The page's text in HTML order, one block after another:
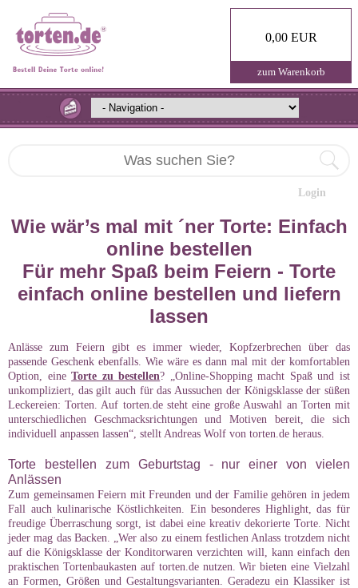
0,00 EUR
zum Warenkorb
Login
Wie wär’s mal mit ´ner Torte: Einfach
online bestellen
Für mehr Spaß beim Feiern - Torte
einfach online bestellen und liefern
lassen
Anlässe zum Feiern gibt es immer wieder, Kopfzerbrechen über das
passende Geschenk ebenfalls. Wie wäre es dann mal mit der komfortablen
Option, eineTorte zu bestellen? „Online-Shopping macht Spaß und ist
unkompliziert, das gilt auch für das Aussuchen der Königsklasse der süßen
Leckereien: Torten. Auf torten.de steht eine große Auswahl an Torten mit
unterschiedlichen Geschmacksrichtungen und Motiven bereit, die sich
individuell anpassen lassen“, stellt Andreas Wolf von torten.de heraus.
Torte bestellen zum Geburtstag - nur einer von vielen
Anlässen
Zum gemeinsamen Feiern mit Freunden und der Familie gehören in jedem
Fall auch kulinarische Köstlichkeiten. Ein besonderes Highlight, das für
freudige Überraschung sorgt, ist dabei eine kreativ dekorierte Torte. Nicht
jeder mag das Backen. „Wer also zu einem festlichen Anlass trotzdem nicht
auf die Königsklasse der Konditorwaren verzichten will, kann einfach den
praktischen Tortenbaukasten auf torten.de nutzen. Wir bieten eine Vielzahl
an Formen, Größen und Gestaltungsvarianten. Geradezu ein Klassiker ist